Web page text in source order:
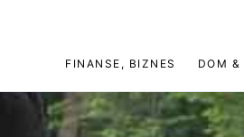
FINANSE, BIZNES DOM &